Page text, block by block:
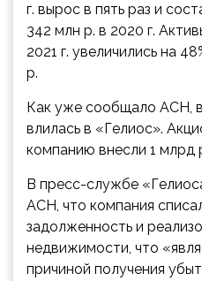
г. вырос в пять раз и
342 млн р. в 2020 г.
2021 г. увеличились на
р.
Как уже сообщало АСН,
влилась в «Гелиос».
компанию внесли 1 млрд
В пресс-службе
АСН, что компания
задолженность и
недвижимости, что
причиной получения